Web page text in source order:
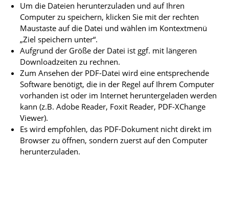
Um die Dateien herunterzuladen und auf Ihren
Computer zu speichern, klicken Sie mit der rechten
Maustaste auf die Datei und wählen im Kontextmenü
„Ziel speichern unter“.
Aufgrund der Größe der Datei ist ggf. mit längeren
Downloadzeiten zu rechnen.
Zum Ansehen der PDF-Datei wird eine entsprechende
Software benötigt, die in der Regel auf Ihrem Computer
vorhanden ist oder im Internet heruntergeladen werden
kann (z.B. Adobe Reader, Foxit Reader, PDF-XChange
Viewer).
Es wird empfohlen, das PDF-Dokument nicht direkt im
Browser zu öffnen, sondern zuerst auf den Computer
herunterzuladen.